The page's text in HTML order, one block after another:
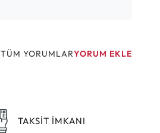
TÜM YORUMLARYORUM EKLE
TAKSİT İMKANI